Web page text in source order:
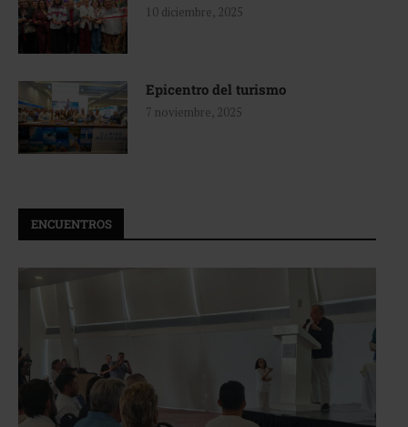
10 diciembre, 2025
Epicentro del turismo
7 noviembre, 2025
ENCUENTROS